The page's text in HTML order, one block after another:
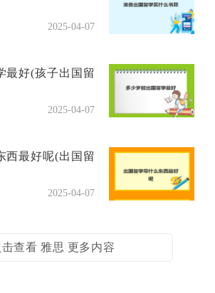
2025-04-07
最好(孩子出国留
2025-04-07
西最好呢(出国留
2025-04-07
击查看 雅思 更多内容